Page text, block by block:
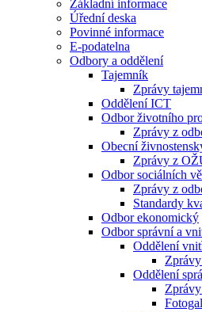
Základní informace
Úřední deska
Povinné informace
E-podatelna
Odbory a oddělení
Tajemník
Zprávy
Oddělení ICT
Odbor životního
Zprávy z
Obecní
Zprávy z
Odbor sociálních
Zprávy z
Standardy
Odbor ekonomický
Odbor správní a
Oddělení
Oddělení